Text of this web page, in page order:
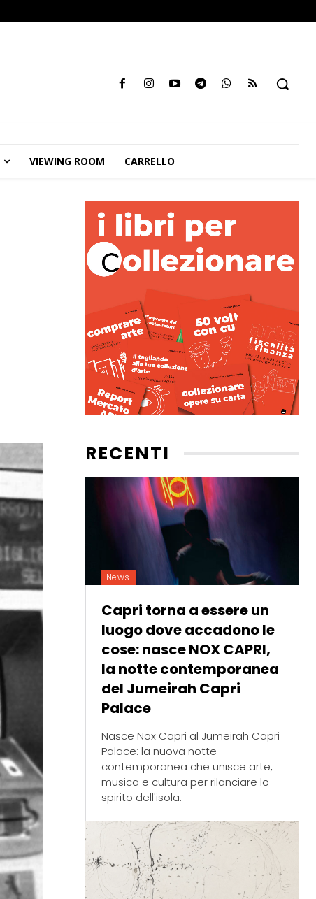
VIEWING ROOM CARRELLO
RECENTI
News
Capri torna a essere un
luogo dove accadono le
cose: nasce NOX CAPRI,
la notte contemporanea
del Jumeirah Capri
Palace
Nasce Nox Capri al Jumeirah Capri
Palace: la nuova notte
contemporanea che unisce arte,
musica e cultura per rilanciare lo
spirito dell'isola.